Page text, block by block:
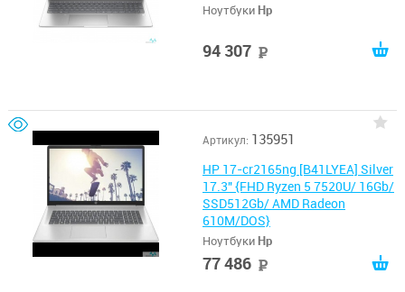
Ноутбуки Hp
94 307
Артикул: 135951
HP 17-cr2165ng [B41LYEA] Silver
17.3" {FHD Ryzen 5 7520U/ 16Gb/
SSD512Gb/ AMD Radeon
610M/DOS}
Ноутбуки Hp
77 486